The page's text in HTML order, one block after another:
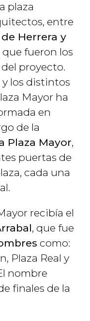
plaza
entre
Herrera y
que fueron los
proyecto.
los distintos
Mayor ha
en
de la
Plaza Mayor,
puertas de
cada una
recibía el
, que fue
como:
Plaza Real y
nombre
finales de la